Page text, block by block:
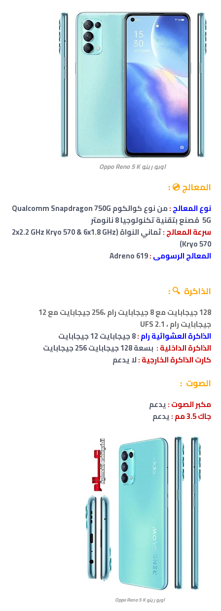
اوبو رينو Oppo Reno 5 K
المعالج 💿 :
نوع المعالج:
من نوع كوالكوم Qualcomm Snapdragon 750G
5G مُصنع بتقنية تكنولوجيا 8 نانومتر
سرعة المعالج :
ثماني النواة (2x2.2 GHz Kryo 570 & 6x1.8 GHz
Kryo 570)
المعالج الرسومى:
Adreno 619
الذاكرة 🔍 :
128 جيجابايت مع 8 جيجابايت رام ،
256 جيجابايت مع 12
جيجابايت رام،
الذاكرة العشوائية رام:
12 جيجابايت
الذاكرة الداخلية : بسعة 128 جيجابايت
256 جيجابايت
كارت الذاكرة الخارجية :لا يدعم
الصوت :
مكبر الصوت :يدعم
جاك 3.5 مم
:يدعم
اوبو رينو Oppo Reno 5 K